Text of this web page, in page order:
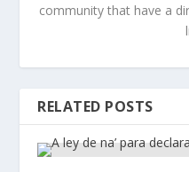
community that have a
RELATED POSTS